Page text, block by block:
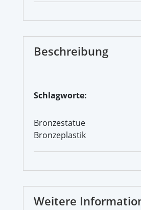
Beschreibung
Schlagworte:
Bronzestatue
Bronzeplastik
Weitere